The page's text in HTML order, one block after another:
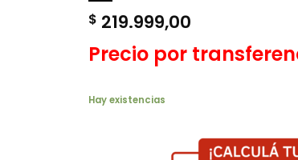
$ 219.999,00
Precio por
Hay existencias